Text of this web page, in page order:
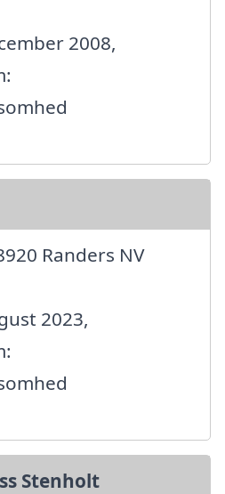
2008,
Randers NV
2023,
Stenholt